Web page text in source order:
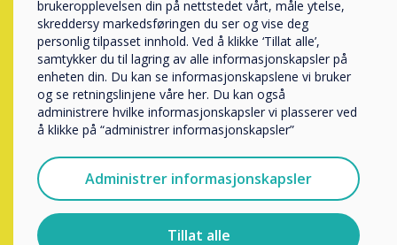
Klar for å kjøpe?
Kontakt enClevertouchekspert ved
å fullføre skjema under.
Complete this form
brukeropplevelsen din på nettstedet vårt, måle ytelse,
skreddersy markedsføringen du ser og vise deg
personlig tilpasset innhold. Ved å klikke ‘Tillat alle’,
samtykker du til lagring av alle informasjonskapsler på
enheten din. Du kan se informasjonskapslene vi bruker
og se retningslinjene våre her. Du kan også
administrere hvilke informasjonskapsler vi plasserer ved
å klikke på “administrer informasjonskapsler”
Administrer informasjonskapsler
Tillat alle
Övriga
Selskapets navn
Vi vil gjerne kontakte deg angående våre produkter og
tjenester via e-post, telefon eller post.
Jeg godtar å motta kommunikasjon fra
Clevertouch.
For informasjon om hvordan vi samler inn og bruker
personopplysningene dine, se vår
personvernerklæring.